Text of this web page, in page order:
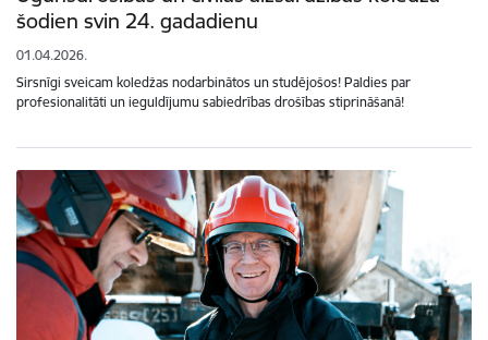
šodien svin 24. gadadienu
01.04.2026.
Sirsnīgi sveicam koledžas nodarbinātos un studējošos! Paldies par
profesionalitāti un ieguldījumu sabiedrības drošības stiprināšanā!